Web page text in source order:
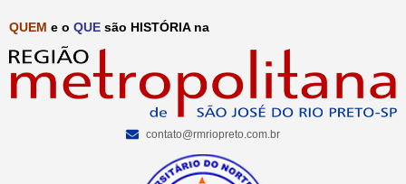
QUEM e o QUE são HISTÓRIA na
contato@rmriopreto.com.br